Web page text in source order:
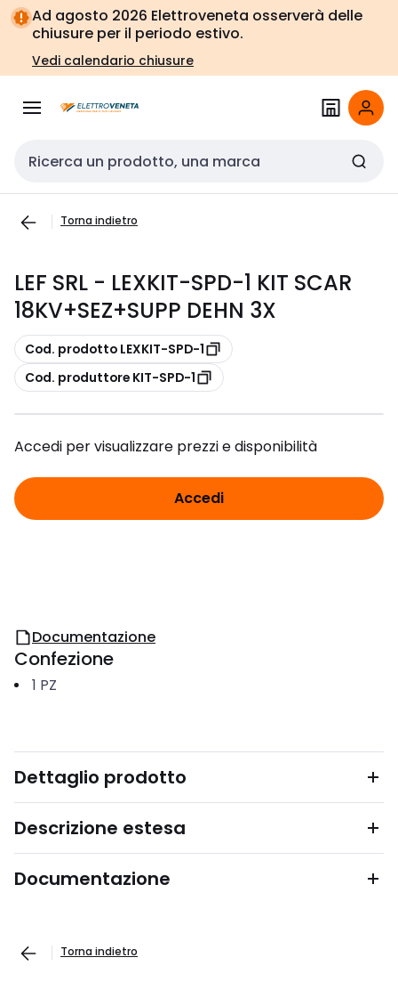
Vai alla
navigazione
Vai
alla
pagina
Ad agosto 2026 Elettroveneta osserverà delle
chiusure per il periodo estivo.
Vedi calendario chiusure
Cerca input
Torna indietro
LEF SRL - LEXKIT-SPD-1 KIT SCAR
18KV+SEZ+SUPP DEHN 3X
copia
Cod. prodotto LEXKIT-SPD-1
copia
Cod. produttore KIT-SPD-1
Accedi per visualizzare prezzi e disponibilità
Accedi
Documentazione
Confezione
1 PZ
Dettaglio prodotto
Descrizione estesa
Documentazione
Torna indietro